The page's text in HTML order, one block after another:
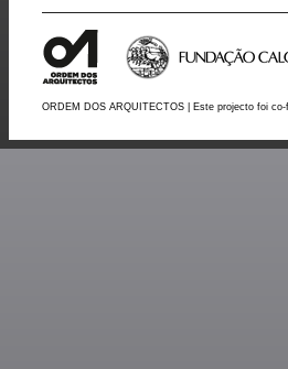
ORDEM DOS ARQUITECTOS | Este projecto foi